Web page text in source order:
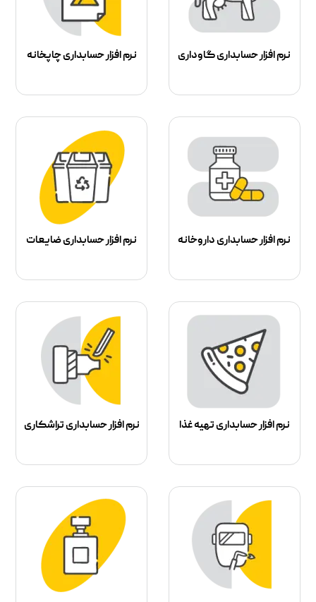
نرم افزار حسابداری گاوداری نرم افزار حسابداری چاپخانه
نرم افزار حسابداری داروخانه نرم افزار حسابداری ضایعات
نرم افزار حسابداری تهیه غذا نرم افزار حسابداری تراشکاری